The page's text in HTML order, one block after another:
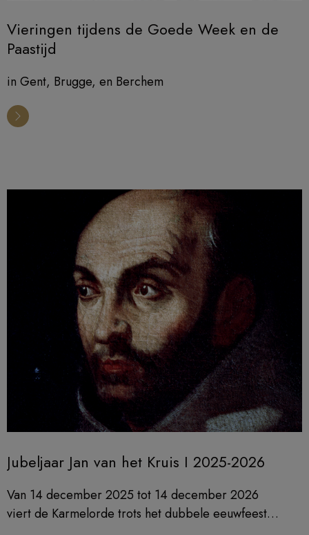
Vieringen tijdens de Goede Week en de
Paastijd
in Gent, Brugge, en Berchem
Jubeljaar Jan van het Kruis I 2025-2026
Van 14 december 2025 tot 14 december 2026
viert de Karmelorde trots het dubbele eeuwfeest